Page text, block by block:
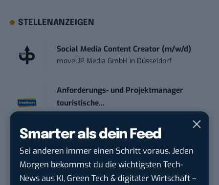
Smarter als dein Feed
Sei anderen immer einen Schritt voraus. Jeden
Morgen bekommst du die wichtigsten Tech-
News aus KI, Green Tech & digitaler Wirtschaft –
STELLENANZEIGEN
Social Media Content Creator (m/w/d)
moveUP Media GmbH in Düsseldorf
Anforderungs- und Projektmanager
touristische...
Bosch GruppeinReutlingen